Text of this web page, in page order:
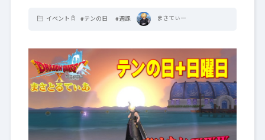
イベント #テンの日 #週課 まさてぃー